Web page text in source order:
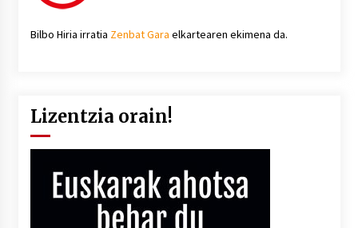
Bilbo Hiria irratia Zenbat Gara elkartearen ekimena da.
Lizentzia orain!